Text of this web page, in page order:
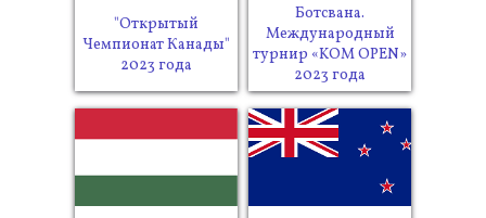
"Открытый
Чемпионат Канады"
2023 года
Ботсвана.
Международный
турнир «KOM OPEN»
2023 года